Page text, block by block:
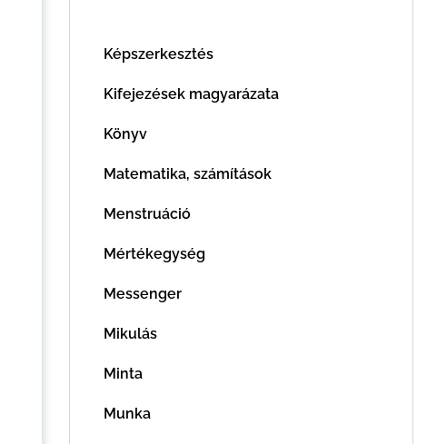
Képszerkesztés
Kifejezések magyarázata
Könyv
Matematika, számítások
Menstruáció
Mértékegység
Messenger
Mikulás
Minta
Munka